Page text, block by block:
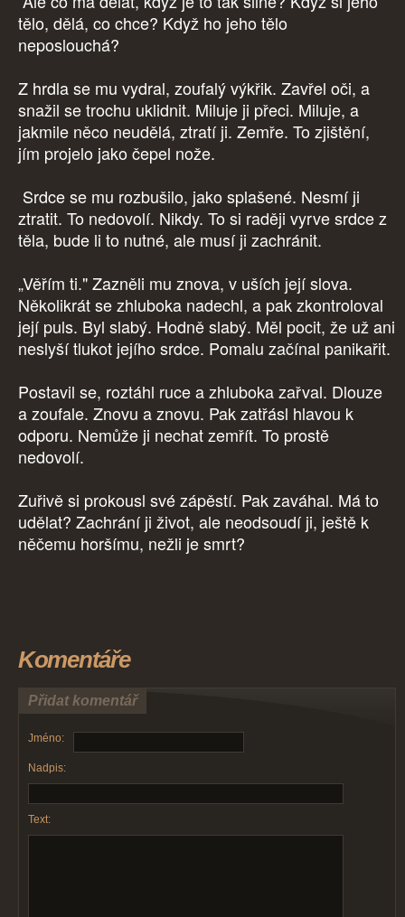
tělo, dělá, co chce? Když ho jeho tělo
neposlouchá?
Z hrdla se mu vydral, zoufalý výkřik. Zavřel oči, a
snažil se trochu uklidnit. Miluje ji přeci. Miluje, a
jakmile něco neudělá, ztratí ji. Zemře. To zjištění,
jím projelo jako čepel nože.
Srdce se mu rozbušilo, jako splašené. Nesmí ji
ztratit. To nedovolí. Nikdy. To si raději vyrve srdce z
těla, bude li to nutné, ale musí ji zachránit.
„Věřím ti." Zazněli mu znova, v uších její slova.
Několikrát se zhluboka nadechl, a pak zkontroloval
její puls. Byl slabý. Hodně slabý. Měl pocit, že už ani
neslyší tlukot jejího srdce. Pomalu začínal panikařit.
Postavil se, roztáhl ruce a zhluboka zařval. Dlouze
a zoufale. Znovu a znovu. Pak zatřásl hlavou k
odporu. Nemůže ji nechat zemřít. To prostě
nedovolí.
Zuřivě si prokousl své zápěstí. Pak zaváhal. Má to
udělat? Zachrání ji život, ale neodsoudí ji, ještě k
něčemu horšímu, nežli je smrt?
Komentáře
Přidat komentář
Jméno:
Nadpis:
Text: